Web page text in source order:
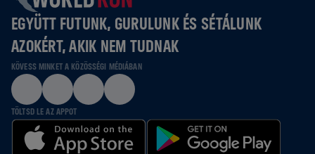
EGYÜTT FUTUNK, GURULUNK ÉS SÉTÁLUNK
AZOKÉRT, AKIK NEM TUDNAK
KÖVESS MINKET A KÖZÖSSÉGI MÉDIÁBAN
TÖLTSD LE AZ APPOT